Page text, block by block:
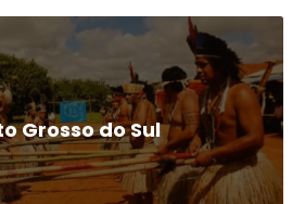
Grosso do Sul